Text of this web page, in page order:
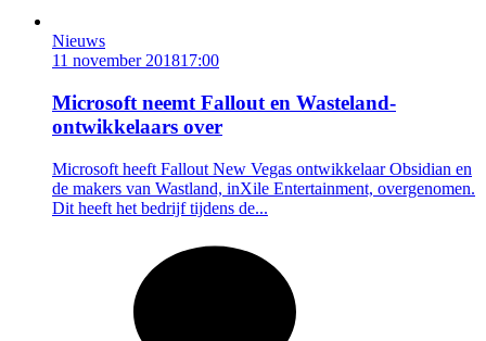
Nieuws
11 november 201817:00
Microsoft neemt Fallout en Wasteland-
ontwikkelaars over
Microsoft heeft Fallout New Vegas ontwikkelaar Obsidian en
de makers van Wastland, inXile Entertainment, overgenomen.
Dit heeft het bedrijf tijdens de...